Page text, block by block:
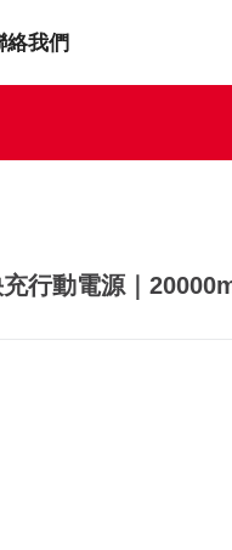
絡我們
行動電源｜